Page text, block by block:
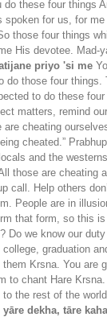
these four
for us, for
four things
His devotee.
priyo 'si me
those four
to do these
matters, remind
cheating
cheated.”
and the
are
Help others
are in
that form, so this
we know our
graduation
Krsna. You
chant Hare
the rest of the
yāre dekha, tāre